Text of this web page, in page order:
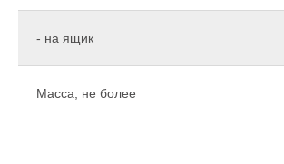
- на ящик
Масса, не более